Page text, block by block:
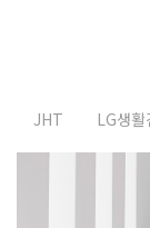
JHT LG생활
Previous